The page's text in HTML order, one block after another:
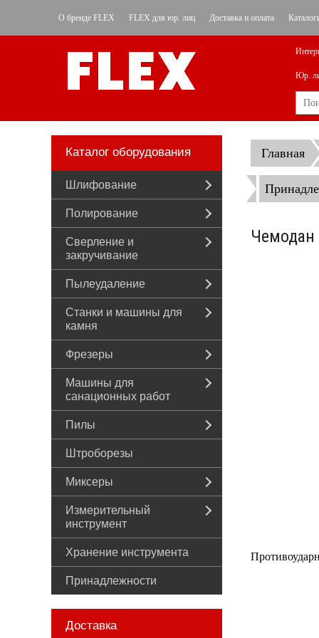
О бренде FLEX FLEX для юр. лиц Доставка и оплата
Юр.
Каталог оборудования
Шлифование
Полирование
Сверление и
закручивание
Пылеудаление
Станки и машины для
камня
Фрезеры
Машины для
санационных работ
Пилы
Штроборезы
Миксеры
Измерительный
инструмент
Хранение инструмента
Принадлежности
Доставка
Главная
Чемодан